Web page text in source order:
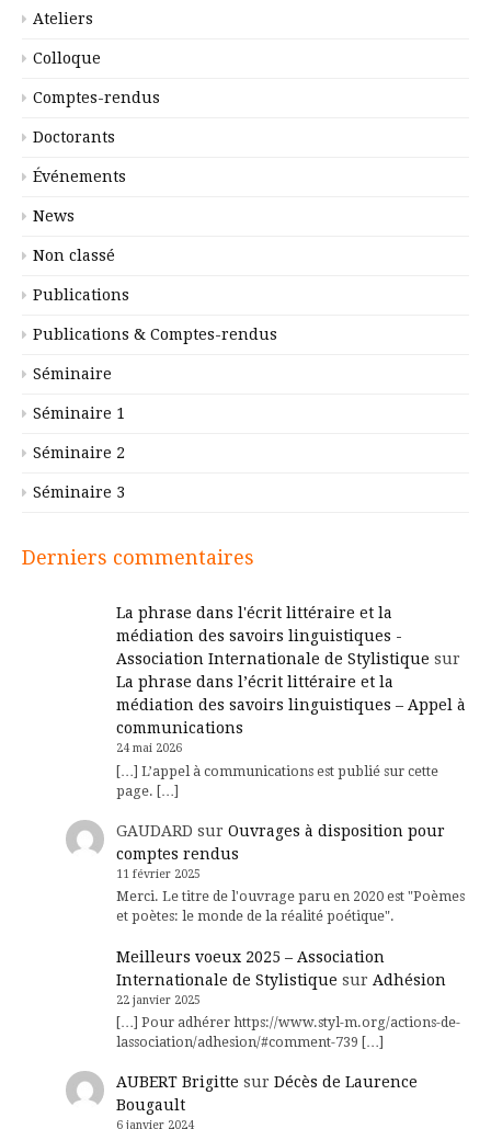
Ateliers
Colloque
Comptes-rendus
Doctorants
Événements
News
Non classé
Publications
Publications & Comptes-rendus
Séminaire
Séminaire 1
Séminaire 2
Séminaire 3
Derniers commentaires
La phrase dans l'écrit littéraire et la
médiation des savoirs linguistiques -
Association Internationale de Stylistique sur
La phrase dans l’écrit littéraire et la
médiation des savoirs linguistiques – Appel à
communications
24 mai 2026
[…] L’appel à communications est publié sur cette
page. […]
GAUDARD sur Ouvrages à disposition pour
comptes rendus
11 février 2025
Merci. Le titre de l'ouvrage paru en 2020 est "Poèmes
et poètes: le monde de la réalité poétique".
Meilleurs voeux 2025 – Association
Internationale de Stylistique sur Adhésion
22 janvier 2025
[…] Pour adhérer https://www.styl-m.org/actions-de-
lassociation/adhesion/#comment-739 […]
AUBERT Brigitte sur Décès de Laurence
Bougault
6 janvier 2024